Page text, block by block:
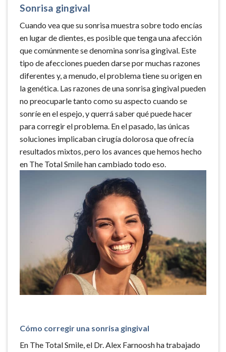
Sonrisa gingival
Cuando vea que su sonrisa muestra sobre todo encías
en lugar de dientes, es posible que tenga una afección
que comúnmente se denomina sonrisa gingival. Este
tipo de afecciones pueden darse por muchas razones
diferentes y, a menudo, el problema tiene su origen en
la genética. Las razones de una sonrisa gingival pueden
no preocuparle tanto como su aspecto cuando se
sonríe en el espejo, y querrá saber qué puede hacer
para corregir el problema. En el pasado, las únicas
soluciones implicaban cirugía dolorosa que ofrecía
resultados mixtos, pero los avances que hemos hecho
en The Total Smile han cambiado todo eso.
Cómo corregir una sonrisa gingival
En The Total Smile, el Dr. Alex Farnoosh ha trabajado